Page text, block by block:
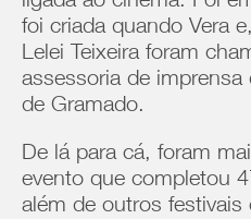
foi criada quando Vera
Lelei Teixeira foram
assessoria de
de Gramado.
De lá para cá, foram
evento que completou
além de outros festivais